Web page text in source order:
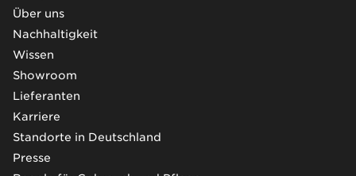
Über uns
Nachhaltigkeit
Wissen
Showroom
Lieferanten
Karriere
Standorte in Deutschland
Presse